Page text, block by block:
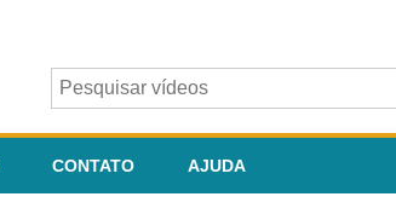
CONTATO AJUDA